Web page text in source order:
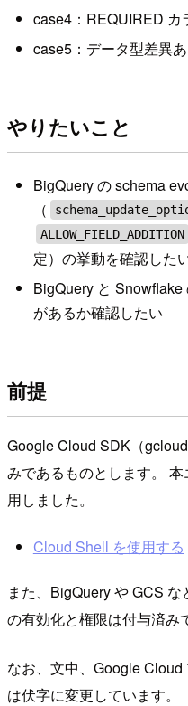
case4：REQUIRED カ
case5：データ型差異あ
やりたいこと
BigQuery の schema
（
ALLOW_FIELD_ADDITION
定）の挙動を確認した
BigQuery と
があるか確認したい
前提
Google Cloud SDK（
みであるものとします。
用しました。
Cloud Shell を使用する
また、BigQuery や GCS
の有効化と権限は付与済み
なお、文中、Google
は伏字に変更しています。